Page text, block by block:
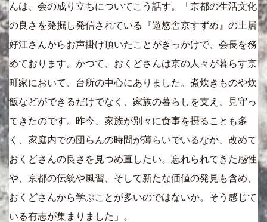
んは、会の成り立ちについてこう話す。「京都の生活文化
の良さを発掘し発信されている『遊悠舎京すずめ』の土居
好江さんからお声掛け頂いたことがきっかけで、会長を務
めております。かつて、おくどさんは京の人々が暮らす京
町家において、台所の中心にありました。煮炊きものや炊
飯などができるだけでなく、家族の暮らしを支え、見守っ
てきたのです。昨今、家族が別々に食事を摂ることも多
く、家庭内での団らんの時間が薄らいでいるなか、改めて
おくどさんの良さを見つめ直したい。忘れられてきた感性
や、京都の伝統や風習、そして新たな価値の発見も含め、
おくどさんから学ぶことが多いのではないか。そう感じて
いる有志が集まりました」。